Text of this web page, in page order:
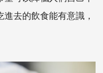
去的飲食能有意識，